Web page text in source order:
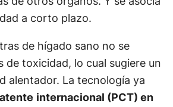
a corto plazo.
de hígado sano no se
de toxicidad, lo cual sugiere un
alentador. La tecnología ya
internacional (PCT) en